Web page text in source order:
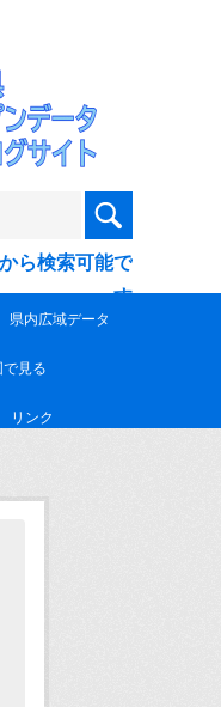
ら検索可能で
す
県内広域データ
見る
リンク